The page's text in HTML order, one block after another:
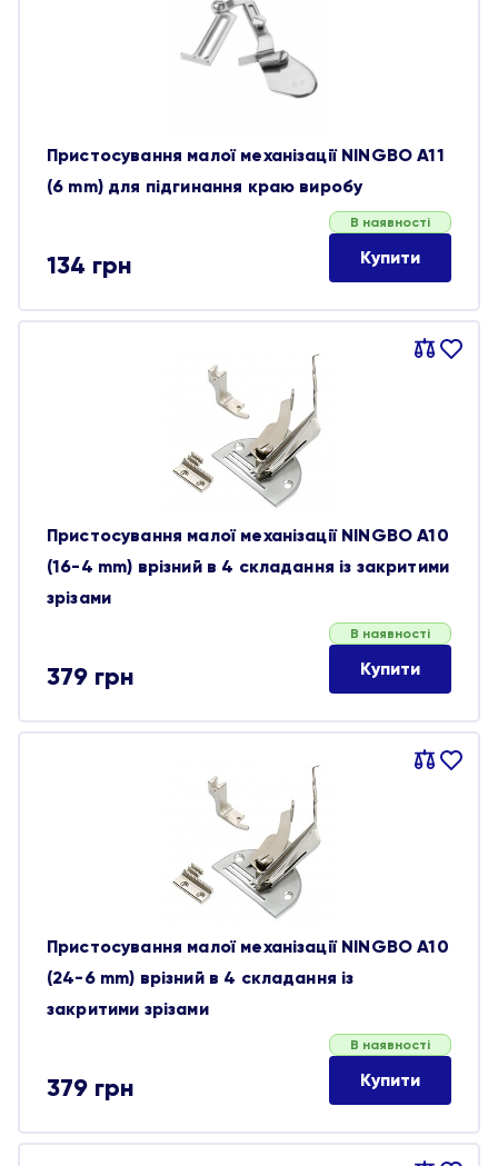
Пристосування малої механізації NINGBO A11
(6 mm) для підгинання краю виробу
134 грн
В наявності
Купити
Порівняти
В
Пристосування малої механізації NINGBO A10
(16-4 mm) врізний в 4 складання із закритими
зрізами
379 грн
В наявності
Купити
Порівняти
В
Пристосування малої механізації NINGBO A10
(24-6 mm) врізний в 4 складання із
закритими зрізами
379 грн
В наявності
Купити